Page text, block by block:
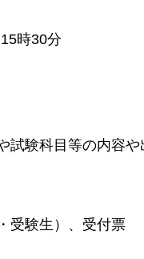
時30分
験科目等の内容や
受験生）、受付票